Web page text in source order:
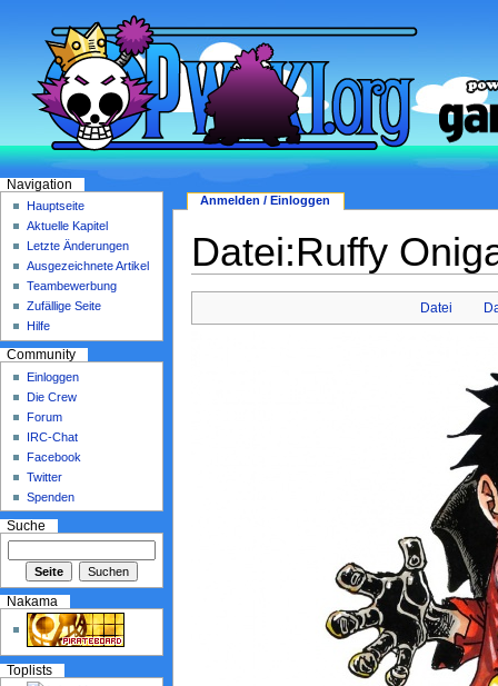
Datei:Ruffy
Datei
Anmelden / Einloggen
Navigation
Hauptseite
Aktuelle Kapitel
Letzte Änderungen
Ausgezeichnete Artikel
Teambewerbung
Zufällige Seite
Hilfe
Community
Einloggen
Die Crew
Forum
IRC-Chat
Facebook
Twitter
Spenden
Suche
Nakama
Toplists